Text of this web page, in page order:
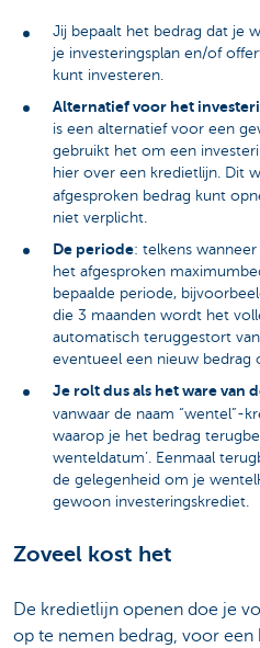
Jij bepaalt het bedrag dat je
je investeringsplan en/of
kunt investeren.
Alternatief voor het
is een alternatief voor een
gebruikt het om een
hier over een kredietlijn. Dit
afgesproken bedrag kunt
niet verplicht.
De periode: telkens
het afgesproken
bepaalde periode,
die 3 maanden wordt het
automatisch teruggestort
eventueel een nieuw bedrag
Je rolt dus als het ware van
vanwaar de naam “wentel”-
waarop je het bedrag
wenteldatum’. Eenmaal
de gelegenheid om je
gewoon investeringskrediet.
Zoveel kost het
De kredietlijn openen doe je
op te nemen bedrag, voor een